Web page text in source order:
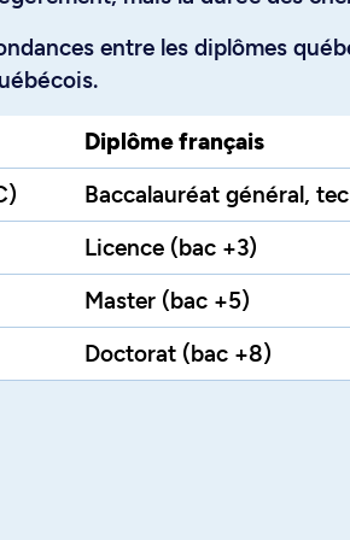
entre les diplômes
Diplôme français
Baccalauréat général,
Licence (bac +3)
Master (bac +5)
Doctorat (bac +8)